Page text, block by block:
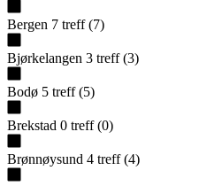
Bergen 7 treff (7)
Bjørkelangen 3 treff (3)
Bodø 5 treff (5)
Brekstad 0 treff (0)
Brønnøysund 4 treff (4)